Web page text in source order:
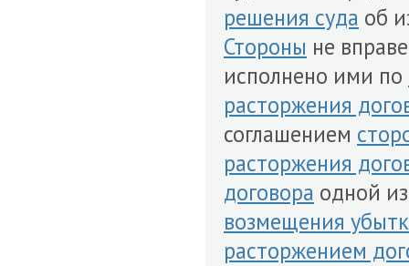
решения суда об
Стороны не
исполнено ими по
расторжения
соглашением
расторжения
договора одной
возмещения
расторжением